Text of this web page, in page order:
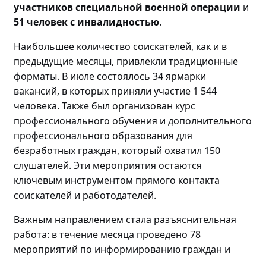
участников специальной военной операции и
51 человек с инвалидностью.
Наибольшее количество соискателей, как и в
предыдущие месяцы, привлекли традиционные
форматы. В июле состоялось 34 ярмарки
вакансий, в которых приняли участие 1 544
человека. Также был организован курс
профессионального обучения и дополнительного
профессионального образования для
безработных граждан, который охватил 150
слушателей. Эти мероприятия остаются
ключевым инструментом прямого контакта
соискателей и работодателей.
Важным направлением стала разъяснительная
работа: в течение месяца проведено 78
мероприятий по информированию граждан и